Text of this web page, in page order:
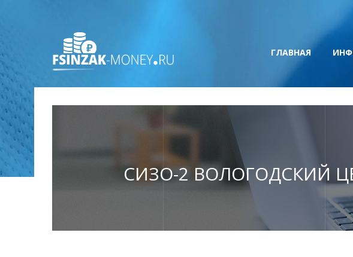
ГЛАВНАЯ
СИЗО-2 ВОЛОГОДСКИЙ